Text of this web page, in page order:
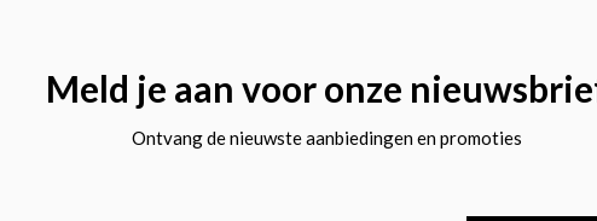
Meld je aan voor onze
Ontvang de nieuwste aanbiedingen en promoties